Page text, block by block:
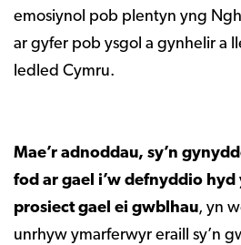
emosiynol pob plentyn yng
ar gyfer pob ysgol a gynhelir a
ledled Cymru.
Mae’r adnoddau, sy’n
fod ar gael i’w defnyddio hyd
prosiect gael ei gwblhau, yn
unrhyw ymarferwyr eraill sy’n